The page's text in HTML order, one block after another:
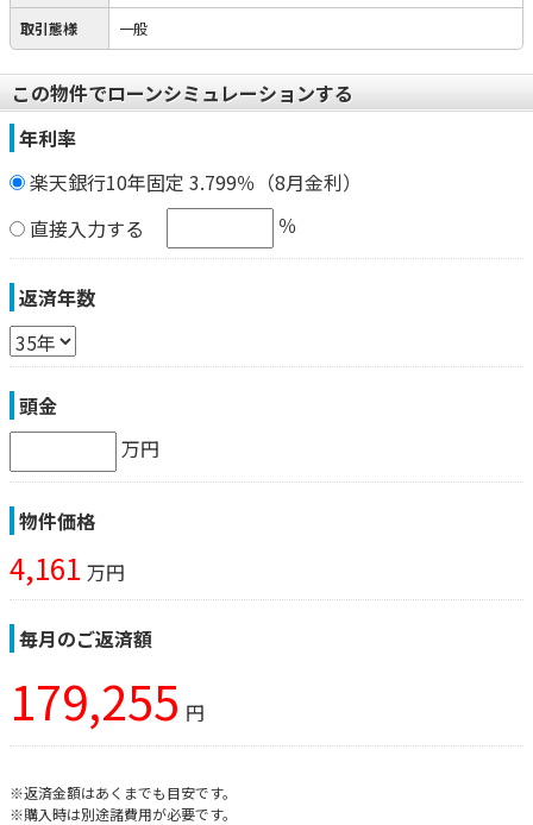
取引態様 一般
この物件でローンシミュレーションする
年利率
楽天銀行10年固定 3.799％（8月金利）
直接入力する
％
返済年数
頭金
万円
物件価格
4,161 万円
毎月のご返済額
179,255 円
※返済金額はあくまでも目安です。
※購入時は別途諸費用が必要です。